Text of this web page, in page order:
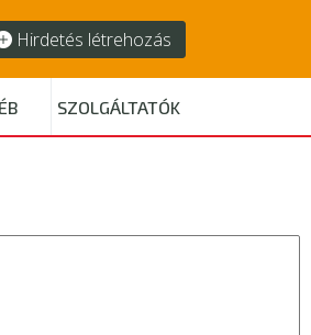
Hirdetés létrehozás
SZOLGÁLTATÓK